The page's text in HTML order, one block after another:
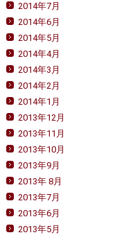
2014年7月
2014年6月
2014年5月
2014年4月
2014年3月
2014年2月
2014年1月
2013年12月
2013年11月
2013年10月
2013年9月
2013年 8月
2013年7月
2013年6月
2013年5月